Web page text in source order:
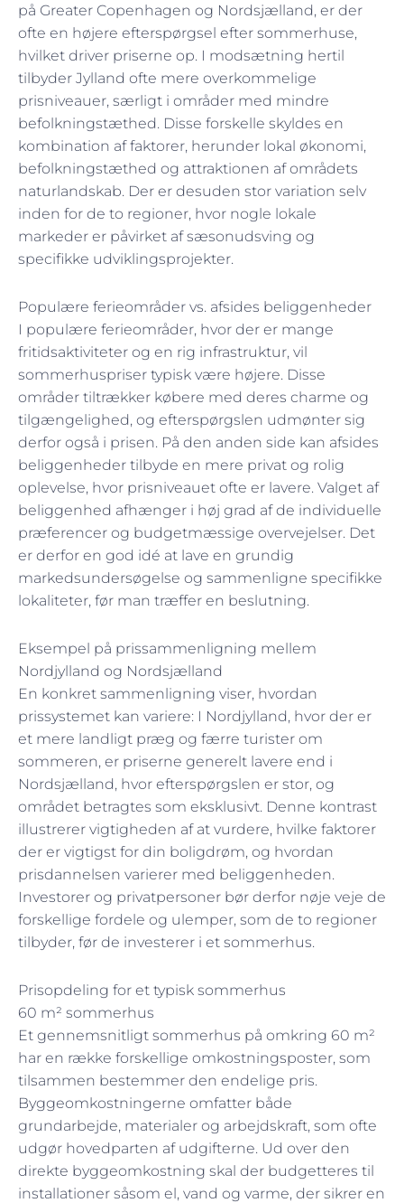
på Greater Copenhagen og Nordsjælland, er der
ofte en højere efterspørgsel efter sommerhuse,
hvilket driver priserne op. I modsætning hertil
tilbyder Jylland ofte mere overkommelige
prisniveauer, særligt i områder med mindre
befolkningstæthed. Disse forskelle skyldes en
kombination af faktorer, herunder lokal økonomi,
befolkningstæthed og attraktionen af områdets
naturlandskab. Der er desuden stor variation selv
inden for de to regioner, hvor nogle lokale
markeder er påvirket af sæsonudsving og
specifikke udviklingsprojekter.
Populære ferieområder vs. afsides beliggenheder
I populære ferieområder, hvor der er mange
fritidsaktiviteter og en rig infrastruktur, vil
sommerhuspriser typisk være højere. Disse
områder tiltrækker købere med deres charme og
tilgængelighed, og efterspørgslen udmønter sig
derfor også i prisen. På den anden side kan afsides
beliggenheder tilbyde en mere privat og rolig
oplevelse, hvor prisniveauet ofte er lavere. Valget af
beliggenhed afhænger i høj grad af de individuelle
præferencer og budgetmæssige overvejelser. Det
er derfor en god idé at lave en grundig
markedsundersøgelse og sammenligne specifikke
lokaliteter, før man træffer en beslutning.
Eksempel på prissammenligning mellem
Nordjylland og Nordsjælland
En konkret sammenligning viser, hvordan
prissystemet kan variere: I Nordjylland, hvor der er
et mere landligt præg og færre turister om
sommeren, er priserne generelt lavere end i
Nordsjælland, hvor efterspørgslen er stor, og
området betragtes som eksklusivt. Denne kontrast
illustrerer vigtigheden af at vurdere, hvilke faktorer
der er vigtigst for din boligdrøm, og hvordan
prisdannelsen varierer med beliggenheden.
Investorer og privatpersoner bør derfor nøje veje de
forskellige fordele og ulemper, som de to regioner
tilbyder, før de investerer i et sommerhus.
Prisopdeling for et typisk sommerhus
60 m² sommerhus
Et gennemsnitligt sommerhus på omkring 60 m²
har en række forskellige omkostningsposter, som
tilsammen bestemmer den endelige pris.
Byggeomkostningerne omfatter både
grundarbejde, materialer og arbejdskraft, som ofte
udgør hovedparten af udgifterne. Ud over den
direkte byggeomkostning skal der budgetteres til
installationer såsom el, vand og varme, der sikrer en